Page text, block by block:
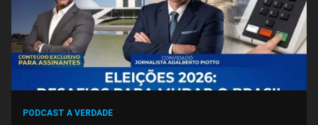
PODCAST A VERDADE